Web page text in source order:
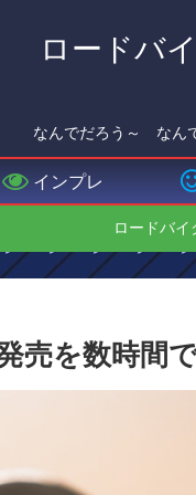
ロードバ
なんでだろう～ なん
インプレ
ロードバ
売を数時間